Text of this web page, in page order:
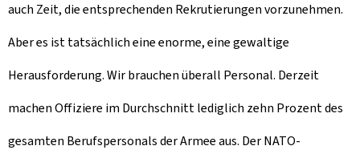
auch Zeit, die entsprechenden Rekrutierungen vorzunehmen.
Aber es ist tatsächlich eine enorme, eine gewaltige
Herausforderung. Wir brauchen überall Personal. Derzeit
machen Offiziere im Durchschnitt lediglich zehn Prozent des
gesamten Berufspersonals der Armee aus. Der NATO-